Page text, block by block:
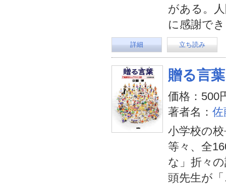
がある。
に感謝で
詳細 立ち読み
贈る言葉
価格：500
著者名： 佐
小学校の
等々、全
な」折々
頭先生が